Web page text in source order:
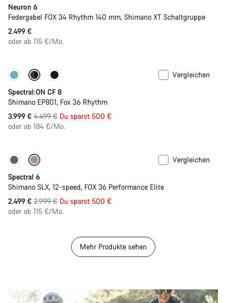
Neuron 6
Federgabel FOX 34 Rhythm 140 mm, Shimano XT Schaltgruppe
2.499 €
oder ab 115 €/Mo.
-11% Neue Farbe verfügbar
Vergleichen
Spectral:ON CF 8
Shimano EP801, Fox 36 Rhythm
3.999 € Ursprungspreis
4.499 € Du sparst 500 €
oder ab 184 €/Mo.
-17%
Vergleichen
Spectral 6
Shimano SLX, 12-speed, FOX 36 Performance Elite
2.499 € Ursprungspreis
2.999 € Du sparst 500 €
oder ab 115 €/Mo.
Mehr Produkte sehen